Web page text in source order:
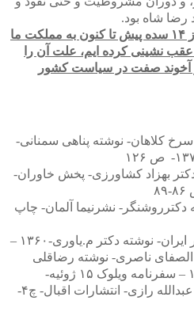
رضا شاه بود.
اگر هرگونه زیان و صدمه ای از ۱۴ سده پیش تا کنون به مملکت ما
نشینی کرده ایم، علت آن را
آخوند صفت در سیاست کشور
کلاهان- نوشته پناهی سمنانی-
بهزاد کشاورزی- پخش خاوران-
نشرنیما آلمان- چاپ
نقش روحانیت در تاریخ معاصر ایران- نوشته دکتر م.یاوری-۱۳۶۰ –
الصفای ناصری- نوشته رضاقلی
تاریخ کامل ایران- نوشته دکتر عبدالله رازی- انتشارات اقبال- چ۴-